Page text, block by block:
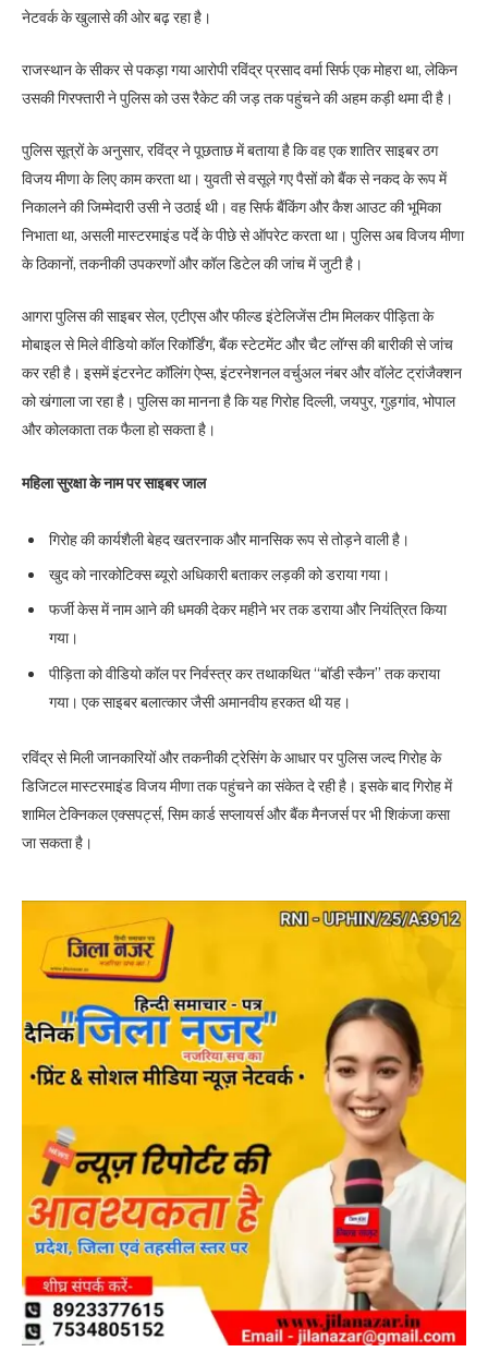
नेटवर्क के खुलासे की ओर बढ़ रहा है।
राजस्थान के सीकर से पकड़ा गया आरोपी रविंद्र प्रसाद वर्मा सिर्फ एक मोहरा था, लेकिन
उसकी गिरफ्तारी ने पुलिस को उस रैकेट की जड़ तक पहुंचने की अहम कड़ी थमा दी है।
पुलिस सूत्रों के अनुसार, रविंद्र ने पूछताछ में बताया है कि वह एक शातिर साइबर ठग
विजय मीणा के लिए काम करता था। युवती से वसूले गए पैसों को बैंक से नकद के रूप में
निकालने की जिम्मेदारी उसी ने उठाई थी। वह सिर्फ बैंकिंग और कैश आउट की भूमिका
निभाता था, असली मास्टरमाइंड पर्दे के पीछे से ऑपरेट करता था। पुलिस अब विजय मीणा
के ठिकानों, तकनीकी उपकरणों और कॉल डिटेल की जांच में जुटी है।
आगरा पुलिस की साइबर सेल, एटीएस और फील्ड इंटेलिजेंस टीम मिलकर पीड़िता के
मोबाइल से मिले वीडियो कॉल रिकॉर्डिंग, बैंक स्टेटमेंट और चैट लॉग्स की बारीकी से जांच
कर रही है। इसमें इंटरनेट कॉलिंग ऐप्स, इंटरनेशनल वर्चुअल नंबर और वॉलेट ट्रांजैक्शन
को खंगाला जा रहा है। पुलिस का मानना है कि यह गिरोह दिल्ली, जयपुर, गुड़गांव, भोपाल
और कोलकाता तक फैला हो सकता है।
महिला सुरक्षा के नाम पर साइबर जाल
गिरोह की कार्यशैली बेहद खतरनाक और मानसिक रूप से तोड़ने वाली है।
खुद को नारकोटिक्स ब्यूरो अधिकारी बताकर लड़की को डराया गया।
फर्जी केस में नाम आने की धमकी देकर महीने भर तक डराया और नियंत्रित किया
गया।
पीड़िता को वीडियो कॉल पर निर्वस्त्र कर तथाकथित “बॉडी स्कैन” तक कराया
गया। एक साइबर बलात्कार जैसी अमानवीय हरकत थी यह।
रविंद्र से मिली जानकारियों और तकनीकी ट्रेसिंग के आधार पर पुलिस जल्द गिरोह के
डिजिटल मास्टरमाइंड विजय मीणा तक पहुंचने का संकेत दे रही है। इसके बाद गिरोह में
शामिल टेक्निकल एक्सपर्ट्स, सिम कार्ड सप्लायर्स और बैंक मैनजर्स पर भी शिकंजा कसा
जा सकता है।